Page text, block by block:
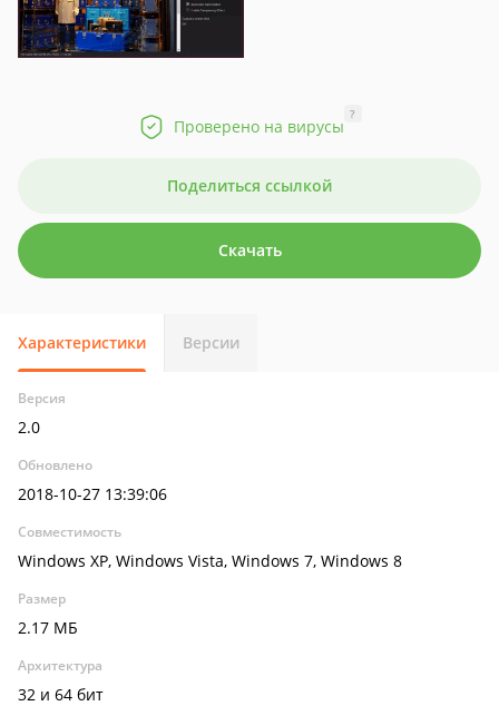
Проверено на вирусы
?
Поделиться ссылкой
Скачать
Характеристики Версии
Версия
2.0
Обновлено
2018-10-27 13:39:06
Совместимость
Windows XP, Windows Vista, Windows 7, Windows 8
Размер
2.17 МБ
Архитектура
32 и 64 бит